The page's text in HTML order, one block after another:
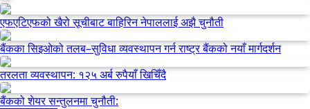
एफएटिएफको खैरो सूचीबाट बाहिरिन नेपाललाई अझै चुनौती
बैंकका सिइओको तलब–सुविधा व्यवस्थापन गर्न राष्ट्र बैंकको नयाँ मार्गदर्शन
तरलता व्यवस्थापन: १२५ अर्ब रुपैयाँ खिचिँदै
बैंकको शेयर सन्तुलनमा चुनौती: